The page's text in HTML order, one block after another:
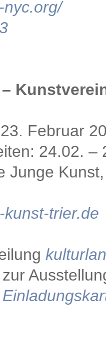
nyc.org/
Februar
24.02. –
Junge
kunst-trier.de